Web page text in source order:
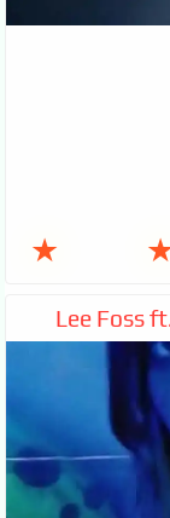
★
Lee Foss